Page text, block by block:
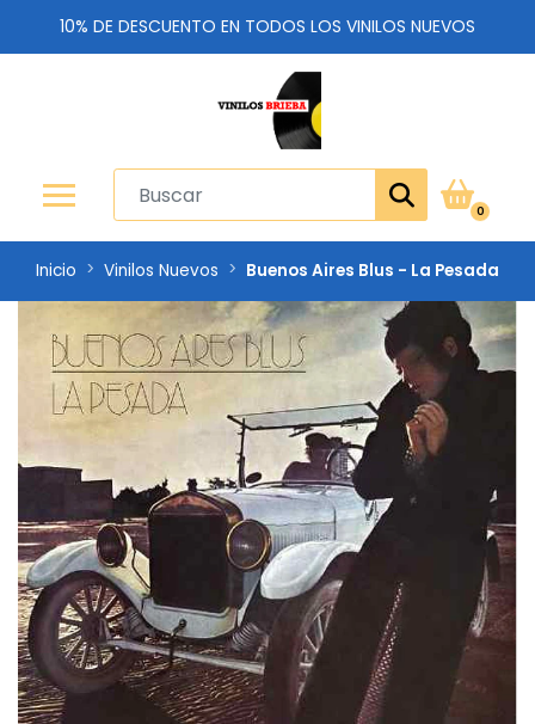
10% DE DESCUENTO EN TODOS LOS VINILOS NUEVOS
0
Inicio Vinilos Nuevos Buenos Aires Blus - La Pesada